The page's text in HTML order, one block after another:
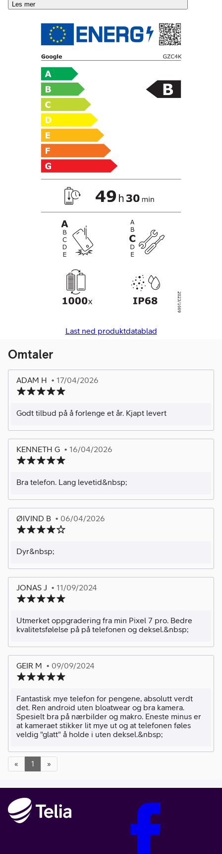
Les mer
Last ned produktdatablad
Omtaler
ADAM H • 17/04/2026
Godt tilbud på å forlenge et år. Kjapt levert
KENNETH G • 16/04/2026
Bra telefon. Lang levetid&nbsp;
ØIVIND B • 06/04/2026
Dyr&nbsp;
JONAS J • 11/09/2024
Utmerket oppgradering fra min Pixel 7 pro. Bedre
kvalitetsfølelse på på telefonen og deksel.&nbsp;
GEIR M • 09/09/2024
Fantastisk mye telefon for pengene, absolutt verdt
det. Ren android uten bloatwear og bra kamera.
Spesielt bra på nærbilder og makro. Eneste minus er
at kameraet stikker lit mye ut og at telefonen føles
veldig "glatt" å holde i uten deksel.&nbsp;
« 1 »